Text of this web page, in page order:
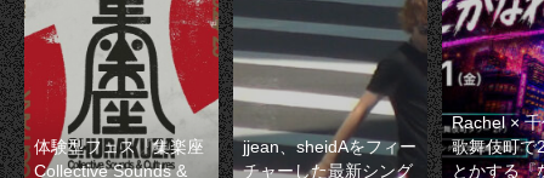
体験型フェス『集楽座
Collective Sounds &
jjean、sheidAをフィー
チャーした最新シング
Rachel ×
歌舞伎町で
とかする『